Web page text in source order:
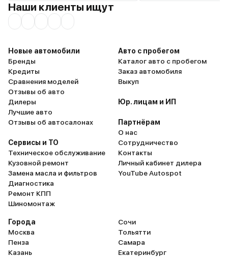
Наши клиенты ищут
Новые автомобили
Бренды
Кредиты
Сравнения моделей
Отзывы об авто
Дилеры
Лучшие авто
Отзывы об автосалонах
Сервисы и ТО
Техническое обслуживание
Кузовной ремонт
Замена масла и фильтров
Диагностика
Ремонт КПП
Шиномонтаж
Авто с пробегом
Каталог авто с пробегом
Заказ автомобиля
Выкуп
Юр. лицам и ИП
Партнёрам
О нас
Сотрудничество
Контакты
Личный кабинет дилера
YouTube Autospot
Города
Москва
Пенза
Казань
Сочи
Тольятти
Самара
Екатеринбург